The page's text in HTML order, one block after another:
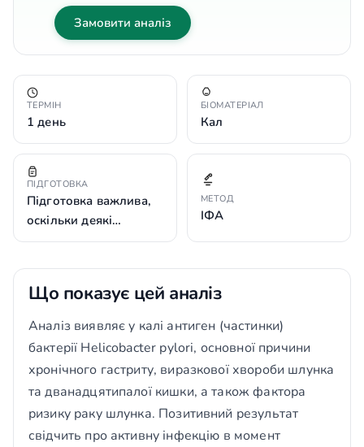
Замовити аналіз
ТЕРМІН
1 день
БІОМАТЕРІАЛ
Кал
ПІДГОТОВКА
Підготовка важлива,
оскільки деякі…
МЕТОД
ІФА
Що показує цей аналіз
Аналіз виявляє у калі антиген (частинки)
бактерії Helicobacter pylori, основної причини
хронічного гастриту, виразкової хвороби шлунка
та дванадцятипалої кишки, а також фактора
ризику раку шлунка. Позитивний результат
свідчить про активну інфекцію в момент